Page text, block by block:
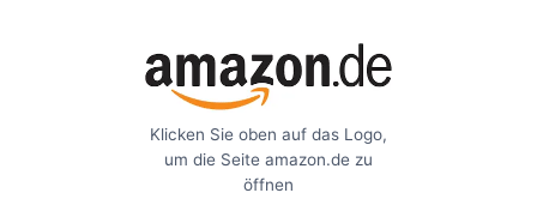
Klicken Sie oben auf das Logo,
um die Seite amazon.de zu
öffnen